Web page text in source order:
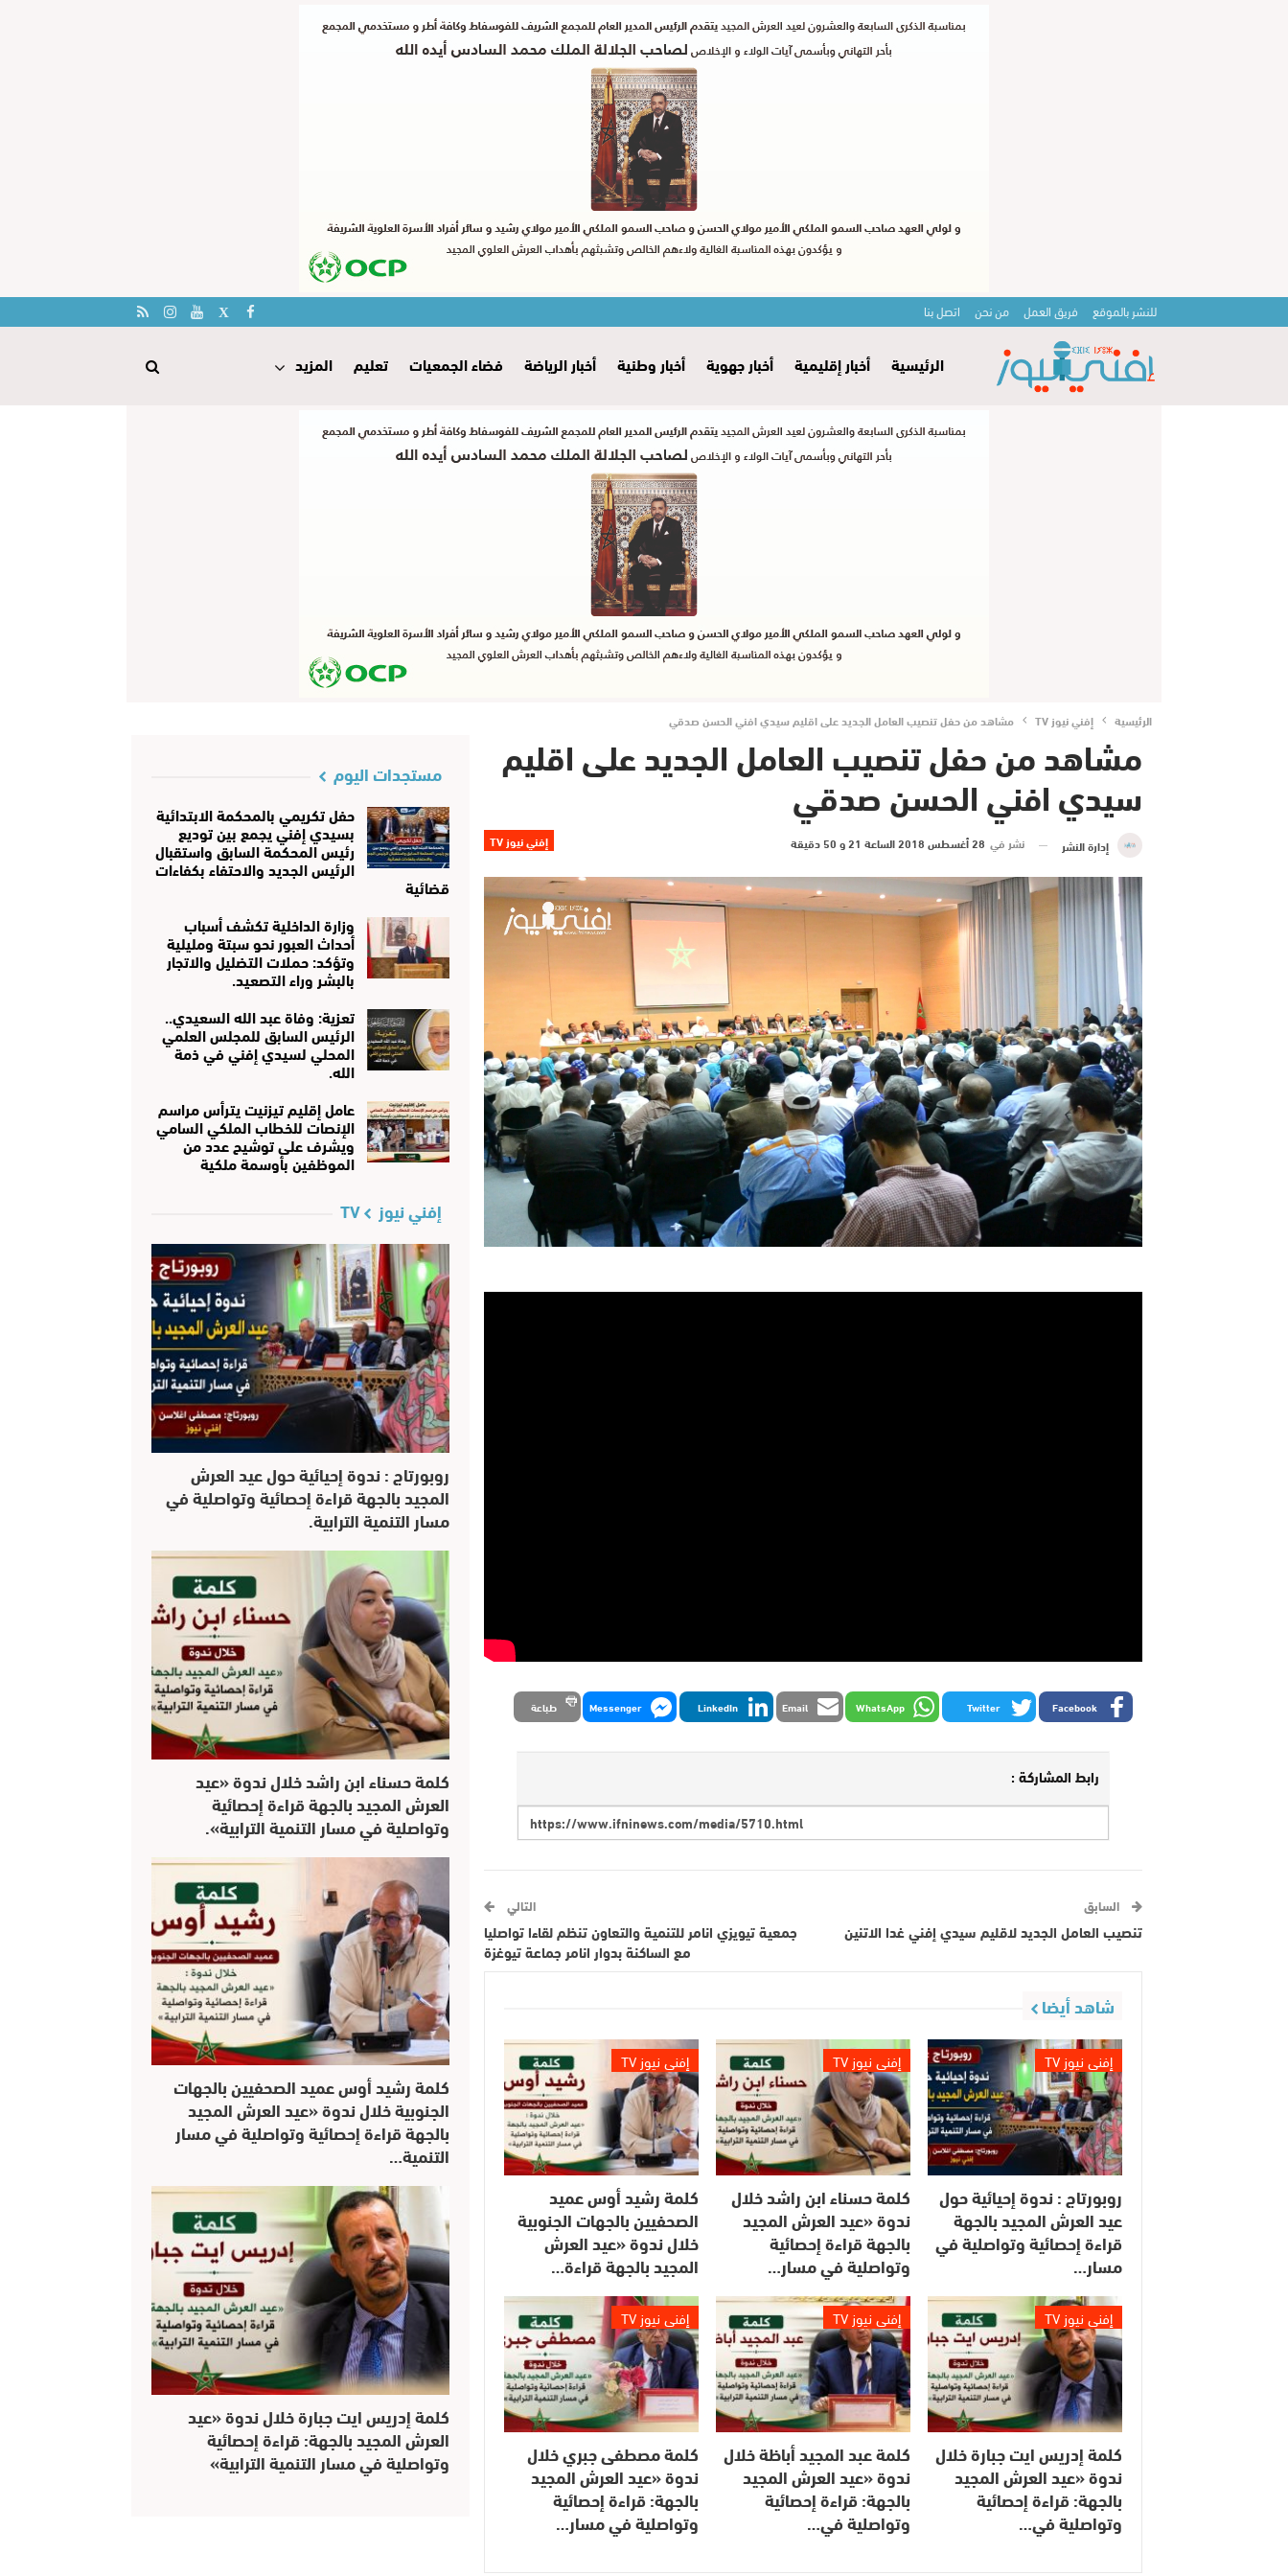
للنشر بالموقع فريق العمل من نحن اتصل بنا
الرئيسية أخبار إقليمية أخبار جهوية أخبار وطنية أخبار الرياضة فضاء الجمعيات تعليم المزيد
الرئيسية إفني نيوز TV مشاهد من حفل تنصيب العامل الجديد على اقليم سيدي افني الحسن صدقي
مشاهد من حفل تنصيب العامل الجديد على اقليم
سيدي افني الحسن صدقي
إفني نيوز TV إدارة النشر نشر في 28 أغسطس 2018 الساعة 21 و 50 دقيقة
Facebook
Twitter
WhatsApp
Email
LinkedIn
Messenger طباعة
رابط المشاركة :
السابق
تنصيب العامل الجديد لاقليم سيدي إفني غدا الاتنين
التالي
جمعية تيويزي انامر للتنمية والتعاون تنظم لقاءا تواصليا
مع الساكنة بدوار انامر جماعة تيوغزة
شاهد أيضا
إفني نيوز TV
روبورتاج : ندوة إحيائية حول
عيد العرش المجيد بالجهة
قراءة إحصائية وتواصلية في
مسار…
إفني نيوز TV
كلمة حسناء ابن راشد خلال
ندوة «عيد العرش المجيد
بالجهة قراءة إحصائية
وتواصلية في مسار…
إفني نيوز TV
كلمة رشيد أوس عميد
الصحفيين بالجهات الجنوبية
خلال ندوة «عيد العرش
المجيد بالجهة قراءة…
إفني نيوز TV
كلمة إدريس ايت جبارة خلال
ندوة «عيد العرش المجيد
بالجهة: قراءة إحصائية
وتواصلية في…
إفني نيوز TV
كلمة عبد المجيد أباظة خلال
ندوة «عيد العرش المجيد
بالجهة: قراءة إحصائية
وتواصلية في…
إفني نيوز TV
كلمة مصطفى جبري خلال
ندوة «عيد العرش المجيد
بالجهة: قراءة إحصائية
وتواصلية في مسار…
مستجدات اليوم
حفل تكريمي بالمحكمة الابتدائية
بسيدي إفني يجمع بين توديع
رئيس المحكمة السابق واستقبال
الرئيس الجديد والاحتفاء بكفاءات
قضائية
وزارة الداخلية تكشف أسباب
أحداث العبور نحو سبتة ومليلية
وتؤكد: حملات التضليل والاتجار
بالبشر وراء التصعيد.
تعزية: وفاة عبد الله السعيدي..
الرئيس السابق للمجلس العلمي
المحلي لسيدي إفني في ذمة
الله.
عامل إقليم تيزنيت يترأس مراسم
الإنصات للخطاب الملكي السامي
ويشرف على توشيح عدد من
الموظفين بأوسمة ملكية
إفني نيوز TV
روبورتاج : ندوة إحيائية حول عيد العرش
المجيد بالجهة قراءة إحصائية وتواصلية في
مسار التنمية الترابية.
كلمة حسناء ابن راشد خلال ندوة «عيد
العرش المجيد بالجهة قراءة إحصائية
وتواصلية في مسار التنمية الترابية».
كلمة رشيد أوس عميد الصحفيين بالجهات
الجنوبية خلال ندوة «عيد العرش المجيد
بالجهة قراءة إحصائية وتواصلية في مسار
التنمية…
كلمة إدريس ايت جبارة خلال ندوة «عيد
العرش المجيد بالجهة: قراءة إحصائية
وتواصلية في مسار التنمية الترابية»